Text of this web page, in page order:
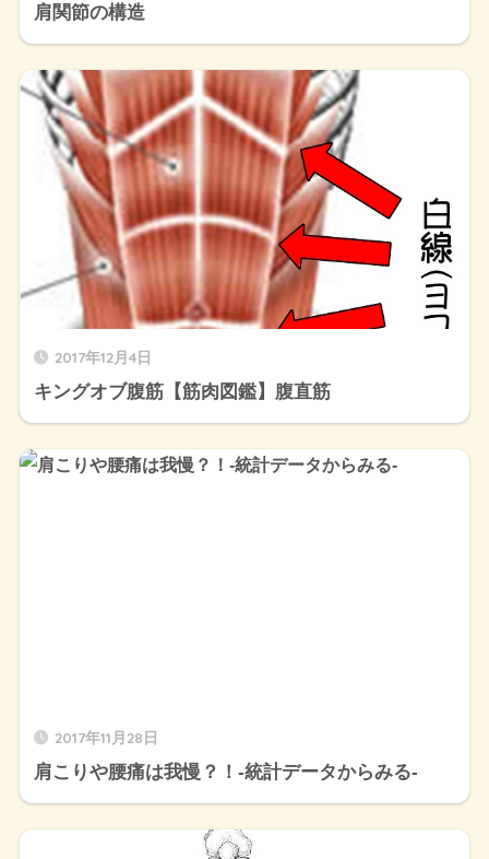
肩関節の構造
2017年12月4日
キングオブ腹筋【筋肉図鑑】腹直筋
2017年11月28日
肩こりや腰痛は我慢？！-統計データからみる-